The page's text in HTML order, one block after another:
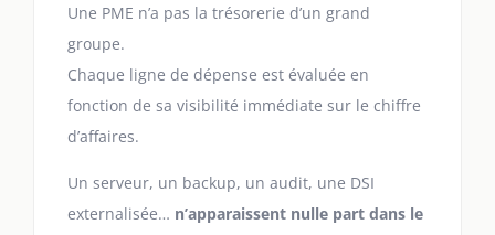
Une PME n’a pas la trésorerie d’un grand
groupe.
Chaque ligne de dépense est évaluée en
fonction de sa visibilité immédiate sur le chiffre
d’affaires.
Un serveur, un backup, un audit, une DSI
externalisée… n’apparaissent nulle part dans le